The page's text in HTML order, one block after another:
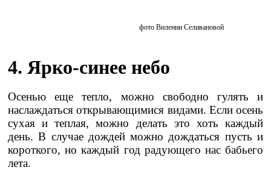
фото Вилении Селивановой
4. Ярко-синее небо
Осенью еще тепло, можно свободно гулять и
наслаждаться открывающимися видами. Если осень
сухая и теплая, можно делать это хоть каждый
день. В случае дождей можно дождаться пусть и
короткого, но каждый год радующего нас бабьего
лета.